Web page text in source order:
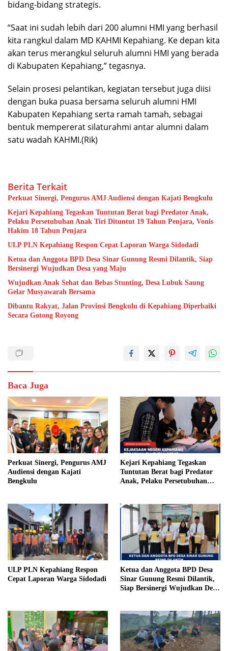
bidang-bidang strategis.
“Saat ini sudah lebih dari 200 alumni HMI yang berhasil
kita rangkul dalam MD KAHMI Kepahiang. Ke depan kita
akan terus merangkul seluruh alumni HMI yang berada
di Kabupaten Kepahiang,” tegasnya.
Selain prosesi pelantikan, kegiatan tersebut juga diisi
dengan buka puasa bersama seluruh alumni HMI
Kabupaten Kepahiang serta ramah tamah, sebagai
bentuk mempererat silaturahmi antar alumni dalam
satu wadah KAHMI.(Rik)
Berita Terkait
Perkuat Sinergi, Pengurus AMJ Audiensi dengan Kajati Bengkulu
Kejari Kepahiang Tegaskan Tuntutan Berat bagi Predator Anak,
Pelaku Persetubuhan Anak Tiri Dituntut 19 Tahun Penjara, Vonis
Hakim 18 Tahun Penjara
ULP PLN Kepahiang Respon Cepat Laporan Warga Sidodadi
Ketua dan Anggota BPD Desa Sinar Gunung Resmi Dilantik, Siap
Bersinergi Wujudkan Desa yang Maju
Wujudkan Anak Sehat dan Bebas Stunting, Desa Lubuk Saung
Gelar Musyawarah Bersama
Dibantu Rakyat, Jalan Provinsi Bengkulu di Kepahiang Diperbaiki
Secara Gotong Royong
Baca Juga
Perkuat Sinergi, Pengurus AMJ
Audiensi dengan Kajati
Bengkulu
Kejari Kepahiang Tegaskan
Tuntutan Berat bagi Predator
Anak, Pelaku Persetubuhan
Penjara
ULP PLN Kepahiang Respon
Cepat Laporan Warga Sidodadi
Ketua dan Anggota BPD Desa
Sinar Gunung Resmi Dilantik,
Siap Bersinergi Wujudkan Desa